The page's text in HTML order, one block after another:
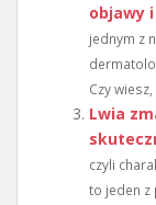
objawy
jednym z
Czy
Lwia
czyli
to jeden z